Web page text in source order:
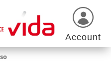
Account